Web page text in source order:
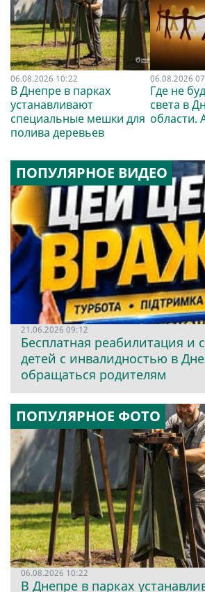
06.08.2026 10:22
В Днепре в парках
устанавливают
специальные мешки для
полива деревьев
06.08.2026
Где не
света в
области.
ПОПУЛЯРНОЕ ВИДЕО
21.06.2026 09:12
Бесплатная реабилитация и
детей с инвалидностью в
обращаться родителям
ПОПУЛЯРНОЕ ФОТО
06.08.2026 10:22
В Днепре в парках